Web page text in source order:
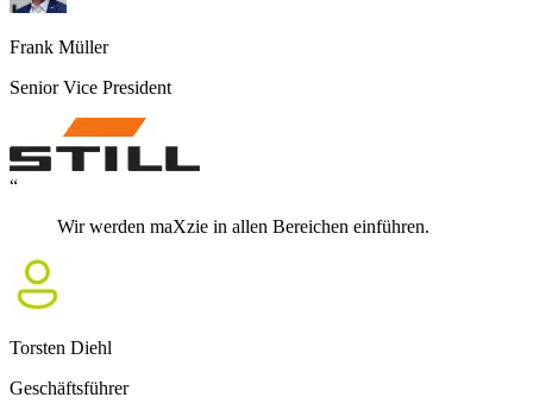
Frank Müller
Senior Vice President
“
Wir werden maXzie in allen Bereichen einführen.
Torsten Diehl
Geschäftsführer